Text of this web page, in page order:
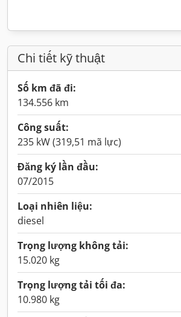
Chi tiết kỹ thuật
Số km đã đi:
134.556 km
Công suất:
235 kW (319,51 mã lực)
Đăng ký lần đầu:
07/2015
Loại nhiên liệu:
diesel
Trọng lượng không tải:
15.020 kg
Trọng lượng tải tối đa:
10.980 kg